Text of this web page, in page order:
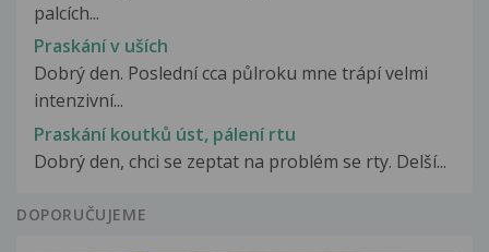
palcích...
Praskání v uších
Dobrý den. Poslední cca půlroku mne trápí velmi
intenzivní...
Praskání koutků úst, pálení rtu
Dobrý den, chci se zeptat na problém se rty. Delší...
DOPORUČUJEME